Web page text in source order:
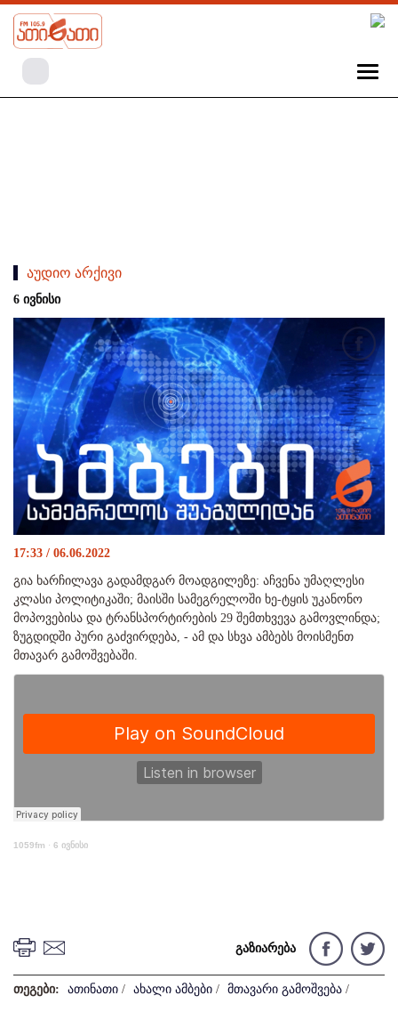
აუდიო არქივი
6 ივნისი
17:33 / 06.06.2022
გია ხარჩილავა გადამდგარ მოადგილეზე: აჩვენა უმაღლესი
კლასი პოლიტიკაში; მაისში სამეგრელოში ხე-ტყის უკანონო
მოპოვებისა და ტრანსპორტირების 29 შემთხვევა გამოვლინდა;
ზუგდიდში პური გაძვირდება, - ამ და სხვა ამბებს მოისმენთ
მთავარ გამოშვებაში.
1059fm · 6 ივნისი
გაზიარება
თეგები: ათინათი / ახალი ამბები / მთავარი გამოშვება /